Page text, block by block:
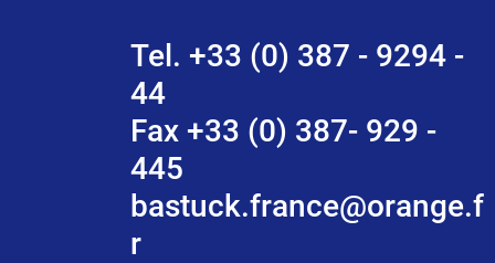
Tel. +33 (0) 387 - 9294 -
44
Fax +33 (0) 387- 929 -
445
bastuck.france@orange.f
r